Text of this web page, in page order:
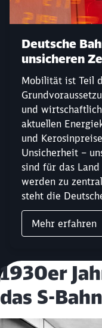
Deutsche
unsicheren
Mobilität ist Teil
und
aktuellen
und
Unsicherheit –
sind für das
werden zu
steht die
Mehr erfahren
1930er
das S-